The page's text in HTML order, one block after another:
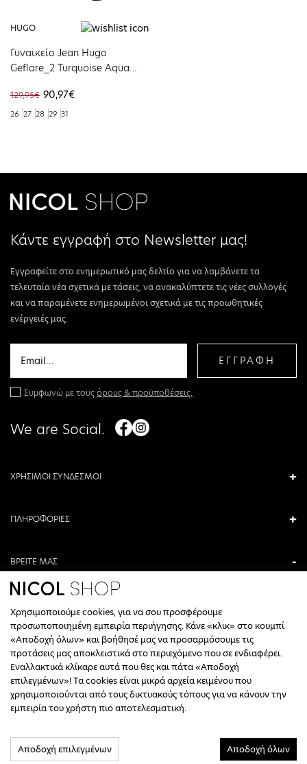
HUGO
Γυναικείο Jean Hugo
Geflare_2 Turquoise Aqua
129,95€ 90,97€
26 27 28 29 31
Κάντε εγγραφή στο Newsletter μας!
Εγγραφείτε στο ενημερωτικό μας δελτίο για να λαμβάνετε τα
τελευταία νέα σχετικά με τάσεις, να ανακαλύπτετε τις νέες συλλογές
και να παραμένετε ενημερωμένοι σχετικά με τις προωθητικές
ενέργειές μας.
ΕΓΓΡΑΦΗ
Συμφωνώ με τουςόρους & προϋποθέσεις.
We are Social.
ΧΡΗΣΙΜΟΙ ΣΥΝΔΕΣΜΟΙ
ΠΛΗΡΟΦΟΡΙΕΣ
ΒΡΕΙΤΕ ΜΑΣ
ΑΝΤΩΝΙΟΥ ΚΑΜΑΡΑ 3, ΒΕΡΟΙΑ, ΕΛΛΑΔΑ
+30 23310 76336
ΩΡΑΡΙΟ ΤΗΛΕΦΩΝΙΚΟΥ ΚΕΝΤΡΟΥ
ΔΕΥΤΕΡΑ, ΤΕΤΑΡΤΗ: 09:00 - 14:30
ΤΡΙΤΗ, ΠΕΜΠΤΗ, ΠΑΡΑΣΚΕΥΗ: 09:30 - 14:00 & 17:30 - 21:00
ΣΑΒΒΑΤΟ: 09:30 - 14:30
Χρησιμοποιούμε cookies, για να σου προσφέρουμε
προσωποποιημένη εμπειρία περιήγησης. Κάνε «κλικ» στο κουμπί
«Αποδοχή όλων» και βοήθησέ μας να προσαρμόσουμε τις
προτάσεις μας αποκλειστικά στο περιεχόμενο που σε ενδιαφέρει.
Εναλλακτικά κλίκαρε αυτά που θες και πάτα «Αποδοχή
επιλεγμένων»! Τα cookies είναι μικρά αρχεία κειμένου που
χρησιμοποιούνται από τους δικτυακούς τόπους για να κάνουν την
εμπειρία του χρήστη πιο αποτελεσματική.
Αποδοχή επιλεγμένων Αποδοχή όλων